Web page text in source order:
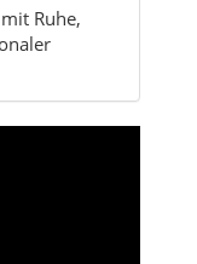
Ruhe,